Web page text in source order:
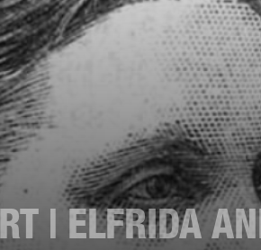
| ELFRIDA